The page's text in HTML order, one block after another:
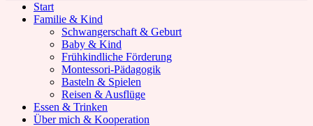
was Leni liebt
Start
Familie & Kind
Schwangerschaft & Geburt
Baby & Kind
Frühkindliche Förderung
Montessori-Pädagogik
Basteln & Spielen
Reisen & Ausflüge
Essen & Trinken
Über mich & Kooperation